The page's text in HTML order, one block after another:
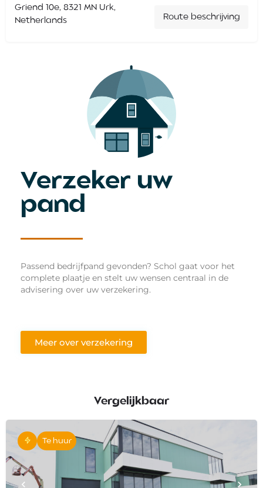
Griend 10e, 8321 MN Urk,
Netherlands
Route beschrijving
Verzeker uw
pand
Passend bedrijfpand gevonden? Schol gaat voor het
complete plaatje en stelt uw wensen centraal in de
advisering over uw verzekering.
Meer over verzekering
Vergelijkbaar
Te huur